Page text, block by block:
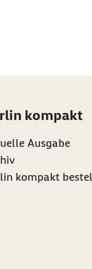
kompakt
Ausgabe
kompakt